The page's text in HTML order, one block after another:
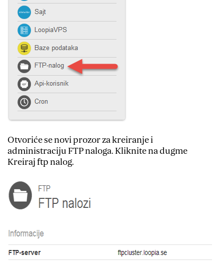
Otvoriće se novi prozor za kreiranje i
administraciju FTP naloga. Kliknite na dugme
Kreiraj ftp nalog.